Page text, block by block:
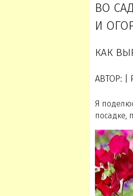
ВО
И
КАК
АВТОР: |
Я
посадке,